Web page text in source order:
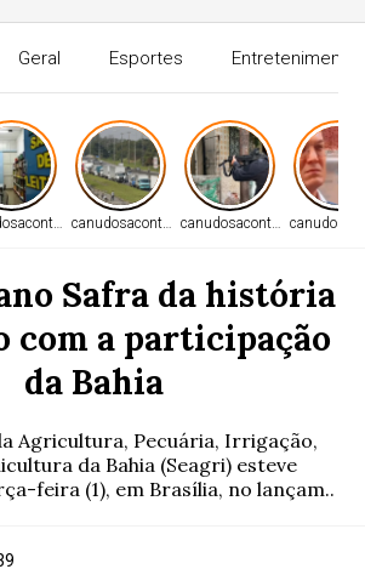
Geral Esportes Entretenimento
canudosacontece.comcanudosacontece.com
Safra da história
com a participação
da Bahia
Agricultura, Pecuária, Irrigação,
da Bahia (Seagri) esteve
feira (1), em Brasília, no lançam..